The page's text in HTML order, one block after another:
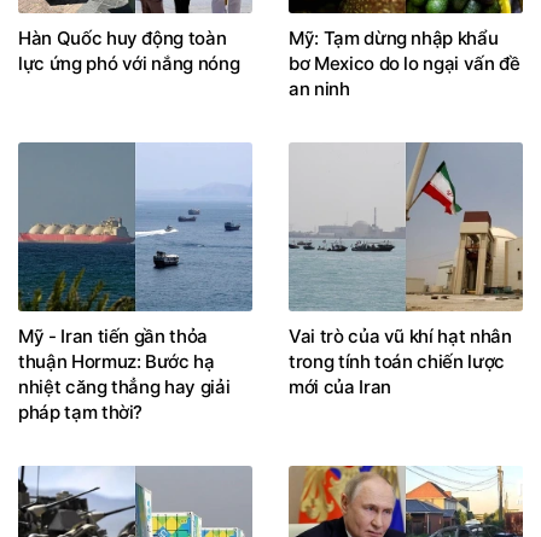
Hàn Quốc huy động toàn
lực ứng phó với nắng nóng
Mỹ: Tạm dừng nhập khẩu
bơ Mexico do lo ngại vấn đề
an ninh
Mỹ - Iran tiến gần thỏa
thuận Hormuz: Bước hạ
nhiệt căng thẳng hay giải
pháp tạm thời?
Vai trò của vũ khí hạt nhân
trong tính toán chiến lược
mới của Iran